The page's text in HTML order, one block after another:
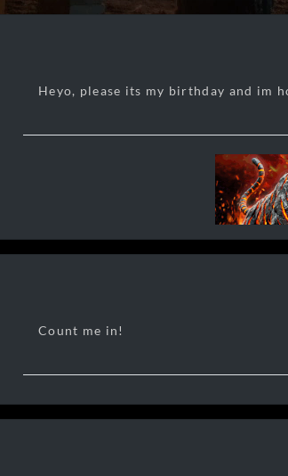
Heyo, please its my birthday and im
Count me in!